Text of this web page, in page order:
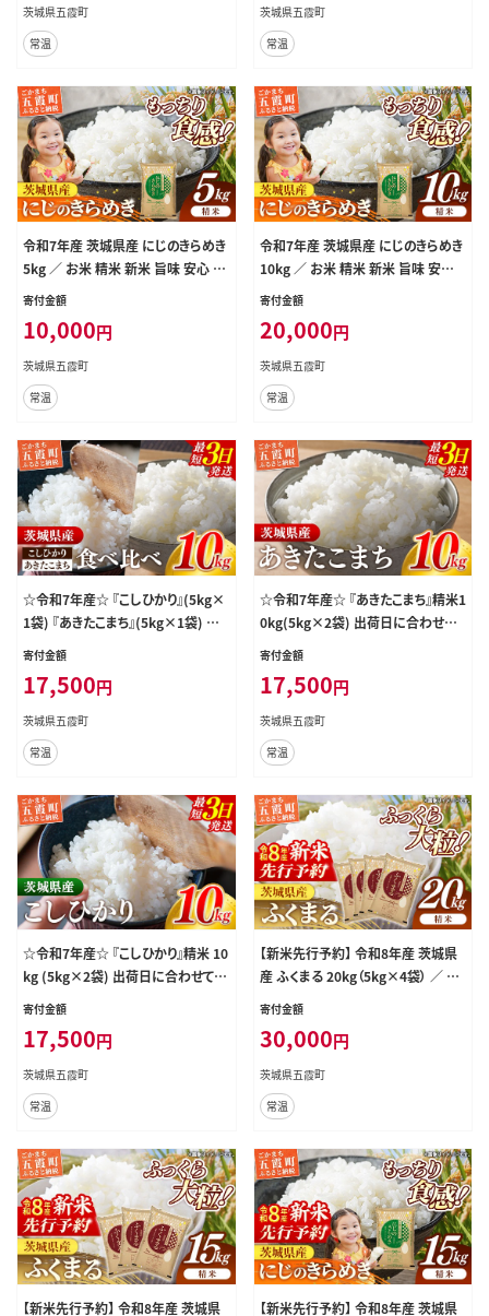
茨城県五霞町
常温
茨城県五霞町
常温
令和7年産 茨城県産 にじのきらめき
5kg ／ お米 精米 新米 旨味 安心 美
味しい 茨城県 五霞町【価格改定】
寄付金額
10,000円
茨城県五霞町
常温
令和7年産 茨城県産 にじのきらめき
10kg ／ お米 精米 新米 旨味 安心
美味しい 茨城県 五霞町【価格改定】
寄付金額
20,000円
茨城県五霞町
常温
☆令和7年産☆ 『こしひかり』(5kg×
1袋) 『あきたこまち』(5kg×1袋) 出
荷日に合わせて精米 コシヒカリ あき
たこまち 米 お米 10kg コメ こめ 食
べ比べ セット 人気 家計応援 家庭用
茨城県産 茨城県 五霞町【価格変更A
B】
寄付金額
17,500円
茨城県五霞町
常温
☆令和7年産☆ 『あきたこまち』精米1
0kg(5kg×2袋) 出荷日に合わせて
精米 あきたこまち 米 お米 10kg コ
メ こめ 人気 銘柄 家計応援 家庭用
茨城県産 茨城県 五霞町【価格変更A
B】
寄付金額
17,500円
茨城県五霞町
常温
☆令和7年産☆ 『こしひかり』精米 10
kg (5kg×2袋) 出荷日に合わせて精
米 コシヒカリ 米 お米 10kg コメ こ
県産 茨城県 五霞町【価格変更AB】
寄付金額
17,500円
茨城県五霞町
常温
【新米先行予約】 令和8年産 茨城県
産 ふくまる 20kg（5kg×4袋） ／ 新
米 先行受付 先行予約 2026年 米 お
心 美味しい 茨城県 五霞町
寄付金額
30,000円
茨城県五霞町
常温
【新米先行予約】 令和8年産 茨城県 【新米先行予約】 令和8年産 茨城県